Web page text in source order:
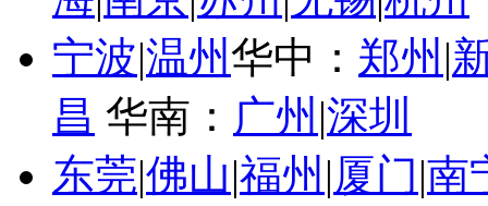
宁波|温州华中： 郑州 |
昌 华南： 广州 |深圳
东莞|佛山|福州 |厦门|南